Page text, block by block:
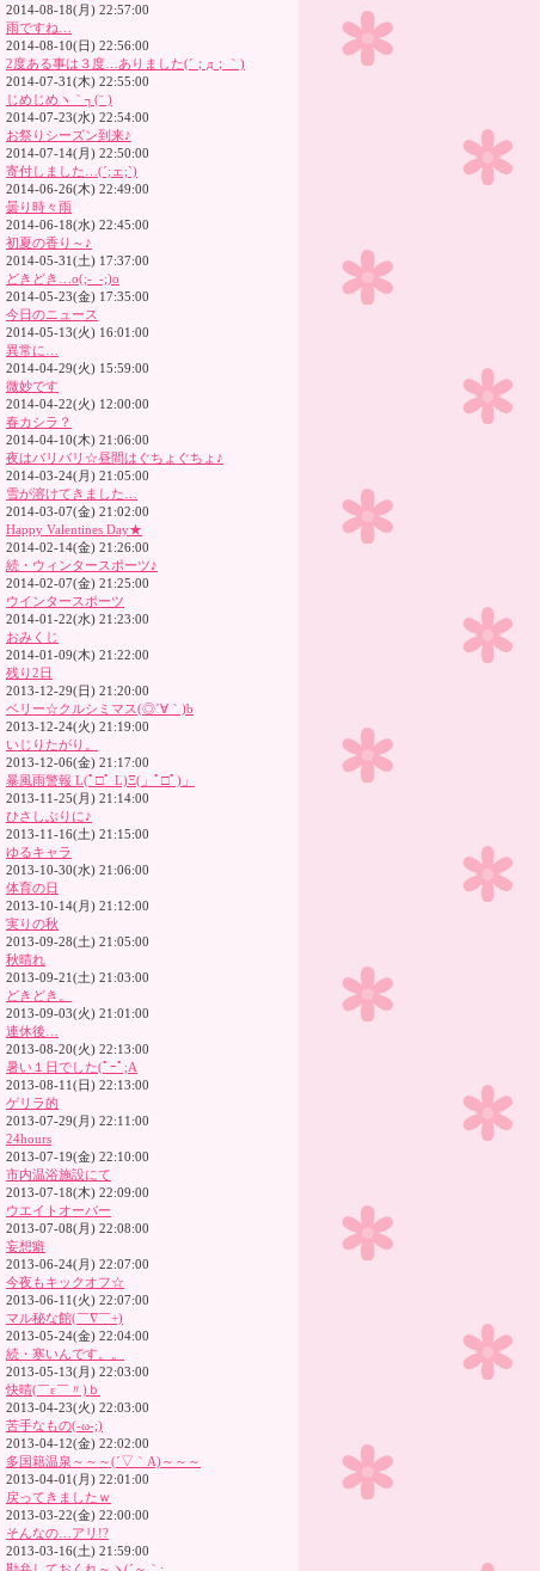
2014-08-18(月) 22:57:00
雨ですね…
2014-08-10(日) 22:56:00
2度ある事は３度…ありました(´；д；｀)
2014-07-31(木) 22:55:00
じめじめヽ｀┐(¨ )
2014-07-23(水) 22:54:00
お祭りシーズン到来♪
2014-07-14(月) 22:50:00
寄付しました…(´;ェ;`)
2014-06-26(木) 22:49:00
曇り時々雨
2014-06-18(水) 22:45:00
初夏の香り～♪
2014-05-31(土) 17:37:00
どきどき…o(;-_-;)o
2014-05-23(金) 17:35:00
今日のニュース
2014-05-13(火) 16:01:00
異常に…
2014-04-29(火) 15:59:00
微妙です
2014-04-22(火) 12:00:00
春カシラ？
2014-04-10(木) 21:06:00
夜はバリバリ☆昼間はぐちょぐちょ♪
2014-03-24(月) 21:05:00
雪が溶けてきました…
2014-03-07(金) 21:02:00
Happy Valentines Day★
2014-02-14(金) 21:26:00
続・ウィンタースポーツ♪
2014-02-07(金) 21:25:00
ウインタースポーツ
2014-01-22(水) 21:23:00
おみくじ
2014-01-09(木) 21:22:00
残り2日
2013-12-29(日) 21:20:00
ベリー☆クルシミマス(◎´∀｀)b
2013-12-24(火) 21:19:00
いじりたがり。
2013-12-06(金) 21:17:00
暴風雨警報 L(ﾟ□ﾟ L)Ξ(」ﾟ□ﾟ)」
2013-11-25(月) 21:14:00
ひさしぶりに♪
2013-11-16(土) 21:15:00
ゆるキャラ
2013-10-30(水) 21:06:00
体育の日
2013-10-14(月) 21:12:00
実りの秋
2013-09-28(土) 21:05:00
秋晴れ
2013-09-21(土) 21:03:00
どきどき。
2013-09-03(火) 21:01:00
連休後…
2013-08-20(火) 22:13:00
暑い１日でした(ﾟｰﾟ;A
2013-08-11(日) 22:13:00
ゲリラ的
2013-07-29(月) 22:11:00
24hours
2013-07-19(金) 22:10:00
市内温浴施設にて
2013-07-18(木) 22:09:00
ウエイトオーバー
2013-07-08(月) 22:08:00
妄想癖
2013-06-24(月) 22:07:00
今夜もキックオフ☆
2013-06-11(火) 22:07:00
マル秘な館(￣∇￣+)
2013-05-24(金) 22:04:00
続・寒いんです。。
2013-05-13(月) 22:03:00
快晴(￣ε￣〃)ｂ
2013-04-23(火) 22:03:00
苦手なもの(-ω-;)
2013-04-12(金) 22:02:00
多国籍温泉～～～(´▽｀A)～～～
2013-04-01(月) 22:01:00
戻ってきましたｗ
2013-03-22(金) 22:00:00
そんなの…アリ!?
2013-03-16(土) 21:59:00